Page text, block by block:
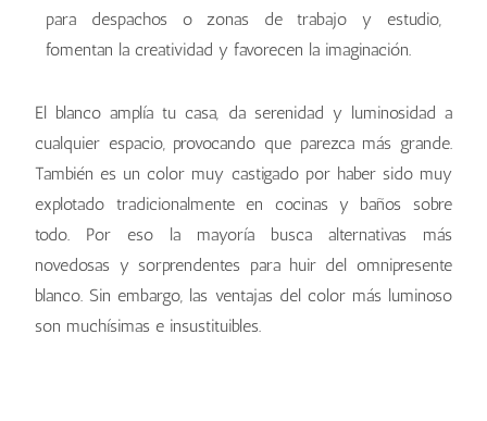
para despachos o zonas de trabajo y estudio,
fomentan la creatividad y favorecen la imaginación.
El blanco amplía tu casa, da serenidad y luminosidad a
cualquier espacio, provocando que parezca más grande.
También es un color muy castigado por haber sido muy
explotado tradicionalmente en cocinas y baños sobre
todo. Por eso la mayoría busca alternativas más
novedosas y sorprendentes para huir del omnipresente
blanco. Sin embargo, las ventajas del color más luminoso
son muchísimas e insustituibles.